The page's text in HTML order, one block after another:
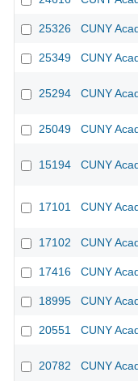
25326 CUNY
25349 CUNY
25294 CUNY
25049 CUNY
15194 CUNY
17101 CUNY
17102 CUNY
17416 CUNY
18995 CUNY
20551 CUNY
20782 CUNY